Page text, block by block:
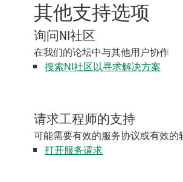
其他支持选项
询问NI社区
在我们的论坛中与其他用户协作
搜索NI社区以寻求解决方案
请求工程师的支持
可能需要有效的服务协议或有效
打开服务请求